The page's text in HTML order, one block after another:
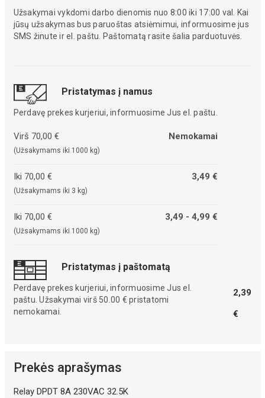
Užsakymai vykdomi darbo dienomis nuo 8:00 iki 17:00 val. Kai
jūsų užsakymas bus paruoštas atsiėmimui, informuosime jus
SMS žinute ir el. paštu. Paštomatą rasite šalia parduotuvės.
Pristatymas į namus
Perdavę prekes kurjeriui, informuosime Jus el. paštu.
Virš 70,00 €
(Užsakymams iki 1000 kg)
Nemokamai
Iki 70,00 €
(Užsakymams iki 3 kg)
3,49 €
Iki 70,00 €
(Užsakymams iki 1000 kg)
3,49 - 4,99 €
Pristatymas į paštomatą
Perdavę prekes kurjeriui, informuosime Jus el.
paštu. Užsakymai virš 50.00 € pristatomi
nemokamai.
2,39
€
Prekės aprašymas
Relay DPDT 8A 230VAC 32.5K